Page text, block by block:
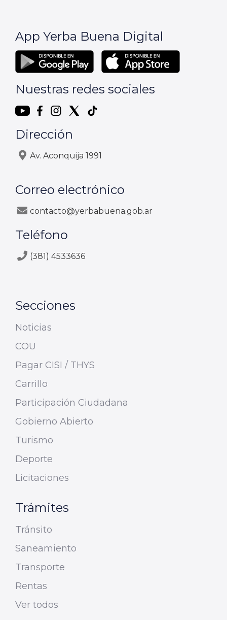
App Yerba Buena Digital
Nuestras redes sociales
Dirección
Av. Aconquija 1991
Correo electrónico
contacto@yerbabuena.gob.ar
Teléfono
(381) 4533636
Secciones
Noticias
COU
Pagar CISI / THYS
Carrillo
Participación Ciudadana
Gobierno Abierto
Turismo
Deporte
Licitaciones
Trámites
Tránsito
Saneamiento
Transporte
Rentas
Ver todos